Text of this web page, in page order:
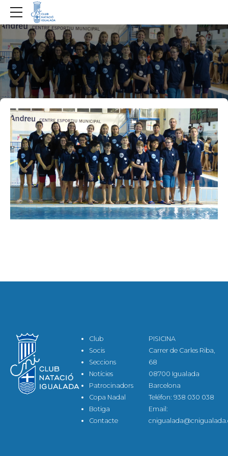
Club
Socis
Seccions
Notícies
Patrocinadors
Copa Nadal
Botiga
Contacte
PISICINA
Carrer de Carles Riba,
68
08700 Igualada
Barcelona
Teléfon: 938 030 038
Email: